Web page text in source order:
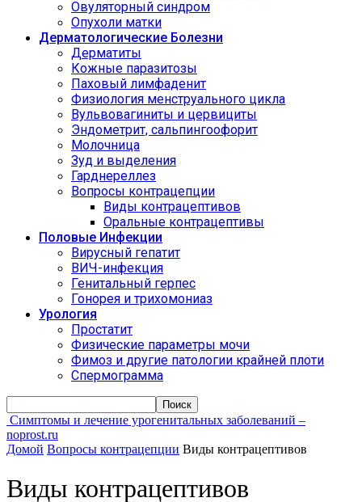
Овуляторный синдром
Опухоли матки
Дерматологические Болезни
Дерматиты
Кожные паразитозы
Паховый лимфаденит
Физиология менструального цикла
Вульвовагиниты и цервициты
Эндометрит, сальпингоофорит
Молочница
Зуд и выделения
Гарднереллез
Вопросы контрацепции
Виды контрацептивов
Оральные контрацептивы
Половые Инфекции
Вирусный гепатит
ВИЧ-инфекция
Генитальный герпес
Гонорея и трихомониаз
Урология
Простатит
Физические параметры мочи
Фимоз и другие патологии крайней плоти
Спермограмма
Симптомы и лечение урогенитальных заболеваний –
noprost.ru
Домой Вопросы контрацепции Виды контрацептивов
Виды контрацептивов